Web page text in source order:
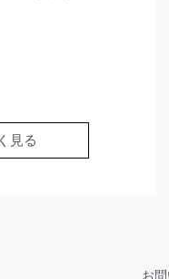
見る
お